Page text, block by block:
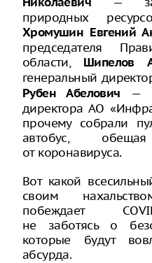
Николаевич
природных
Хромушин Евгений
председателя
области, Шипелов
генеральный
Рубен Абелович —
директора АО
прочему собрали
автобус,
от коронавируса.
Вот какой
своим
побеждает
не заботясь о
которые будут
абсурда.